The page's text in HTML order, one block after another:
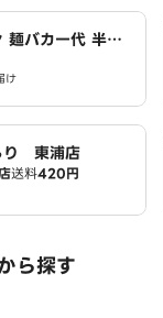
麺バカ一代 半田
け
東浦店
送料420円
ら探す